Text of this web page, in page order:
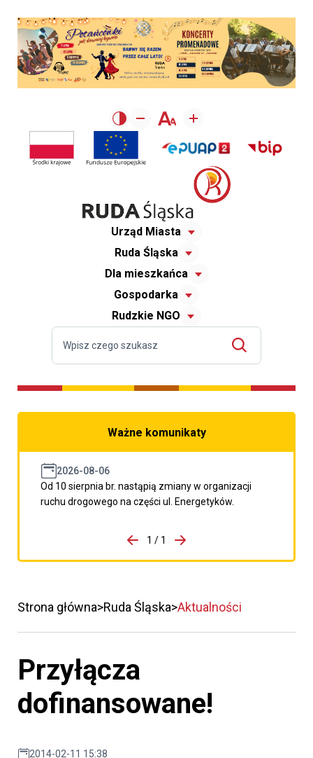
Urząd Miasta
Ruda Śląska
Dla mieszkańca
Gospodarka
Rudzkie NGO
Ważne komunikaty
2026-08-06
Od 10 sierpnia br. nastąpią zmiany w organizacji
ruchu drogowego na części ul. Energetyków.
porzpedniego komunikatu
1 / 1
Przejdź do następnego
Strona główna Ruda Śląska Aktualności
Przyłącza
dofinansowane!
2014-02-11 15:38